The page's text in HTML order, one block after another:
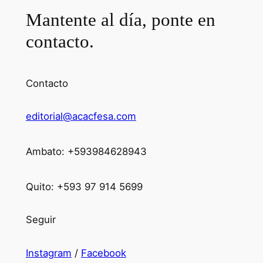
Mantente al día, ponte en
contacto.
Contacto
editorial@acacfesa.com
Ambato: +593984628943
Quito: +593 97 914 5699
Seguir
Instagram / Facebook